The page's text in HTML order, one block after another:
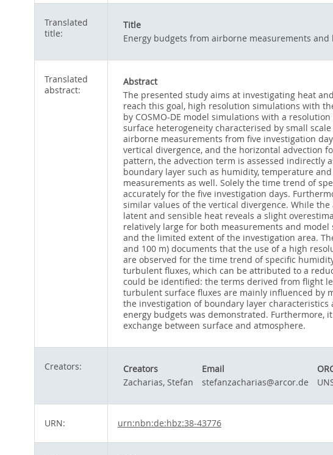
Translated
title:
Title
Energy budgets from airborne measurements
Translated
abstract:
Abstract
The presented study aims at investigating heat
reach this goal, high resolution simulations with
by COSMO-DE model simulations with a
surface heterogeneity characterised by small
airborne measurements from five investigation
vertical divergence, and the horizontal advection
pattern, the advection term is assessed indirectly
boundary layer such as humidity, temperature
measurements as well. Solely the time trend of
accurately for the five investigation days.
similar values of the vertical divergence. While
latent and sensible heat reveals a slight
relatively large for both measurements and
and the limited extent of the investigation area.
and 100 m) documents that the use of a high
are observed for the time trend of specific
turbulent fluxes, which can be attributed to a
could be identified: the terms derived from flight
turbulent surface fluxes are mainly influenced by
the investigation of boundary layer
energy budgets was demonstrated. Furthermore,
exchange between surface and atmosphere.
Creators: Creators Email
Zacharias, Stefan
stefanzacharias@arcor.de
URN: urn:nbn:de:hbz:38-43776